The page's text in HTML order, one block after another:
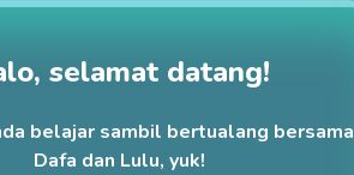
selamat datang!
belajar sambil bertualang bersama
Dafa dan Lulu, yuk!